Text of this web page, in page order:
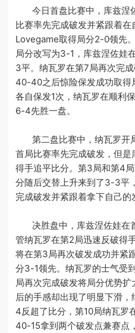
今日首盘比赛中，库兹涅
比赛率先完成破发并紧跟着
Lovegame取得局分2-0领先
局分改写为3-1，库兹涅佐娃
3平。纳瓦罗在第7局再次完
40-40之后惊险保发成功取
各自保发1次，纳瓦罗在顺利
6-4先胜一盘。
第二盘比赛中，纳瓦罗开
首局比赛率先完成破发，但
得手追平比分。第3局和第4
分随后交替上升来到了3-3平
完成破发并紧跟着拿下自己的
决胜盘中，库兹涅佐娃在
管纳瓦罗在第2局迅速反破得
将在第3局再次破发成功并紧
分3-1领先。纳瓦罗的士气受
局再次完成破发将局分优势
后的手感却出现了明显下滑
4反超了比分，第10局纳瓦罗
40-15拿到两个破发点兼赛点